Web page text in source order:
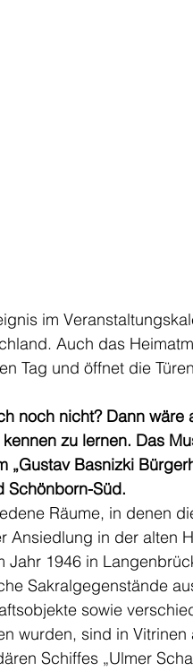
im
Auch das
Tag und öffnet die
noch nicht? Dann wäre
zu lernen. Das
Basnizki
Schönborn-Süd.
Räume, in denen
Ansiedlung in der alten
1946 in
Sakralgegenstände
sowie
wurden, sind in Vitrinen
Schiffes „Ulmer